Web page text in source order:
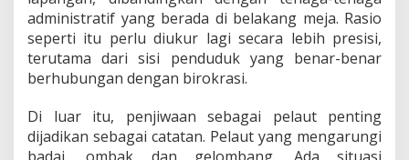
administratif yang berada di belakang meja. Rasio
seperti itu perlu diukur lagi secara lebih presisi,
terutama dari sisi penduduk yang benar-benar
berhubungan dengan birokrasi.
Di luar itu, penjiwaan sebagai pelaut penting
dijadikan sebagai catatan. Pelaut yang mengarungi